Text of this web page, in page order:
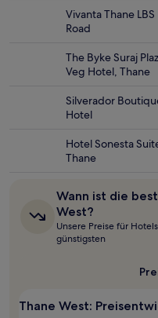
Verfügbarkeiten
Bedingungen
Vivanta Thane LBS
Road
The Byke Suraj
Veg Hotel, Thane
Silverador
Hotel
Hotel Sonesta
Thane
Wann
ist
die
beste
Reisezeit
Wann ist die
West?
Unsere Preise für
günstigsten
Thane West: